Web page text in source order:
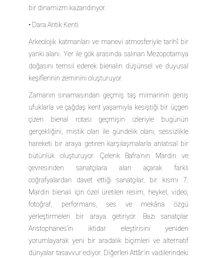
bir dinamizm kazandırıyor.
• Dara Antik Kenti
Arkeolojik katmanları ve manevi atmosferiyle tarihî bir
yankı alanı. Yer ile gök arasında salınan Mezopotamya
doğasını temsil ederek bienalin düşünsel ve duyusal
keşiflerinin zeminini oluşturuyor.
Zamanın sınamasından geçmiş taş mimarinin geniş
ufuklarla ve çağdaş kent yaşamıyla kesiştiği bir üçgen
çizen bienal rotası geçmişin izleriyle bugünün
gerçekliğini, mistik olan ile gündelik olanı, sessizlikle
hareketi bir araya getiren karşılaşmalarla anlatısal bir
bütünlük oluşturuyor. Çelenk Bafra’nın Mardin ve
çevresinden sanatçılara alan açarak farklı
coğrafyalardan davet ettiği sanatçılar, bir kısmı 7.
Mardin bienali için özel üretilen resim, heykel, video,
fotoğraf, performans, ses ve mekâna özgü
yerleştirmeleri bir araya getiriyor. Bazı sanatçılar
Aristophanes’in iktidar eleştirisini yeniden
yorumlayarak yeni bir aradalık biçimleri ve alternatif
dünyalar tasavvur ediyor. Diğerleri Attâr’ın vadilerindeki